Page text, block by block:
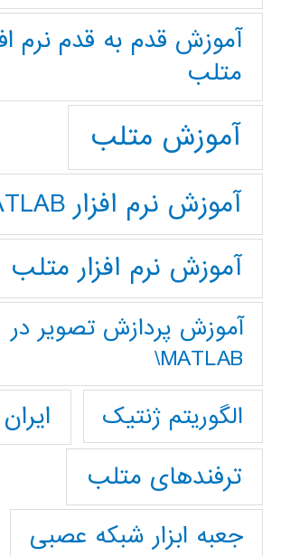
آموزش قدم به قدم نرم
متلب
آموزش متلب
آموزش نرم افزار MATLAB
آموزش نرم افزار متلب
آموزش پردازش تصوير در
MATLAB\
الگوریتم ژنتیک
ترفندهای متلب
جعبه ابزار شبکه عصبی